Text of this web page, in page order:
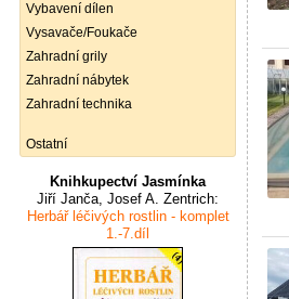
Vybavení dílen
Vysavače/Foukače
Zahradní grily
Zahradní nábytek
Zahradní technika
Ostatní
Knihkupectví Jasmínka
Jiří Janča, Josef A. Zentrich:
Herbář léčivých rostlin - komplet
1.-7.díl